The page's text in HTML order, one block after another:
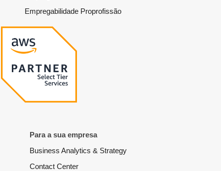
Empregabilidade Proprofissão
Para a sua empresa
Business Analytics & Strategy
Contact Center